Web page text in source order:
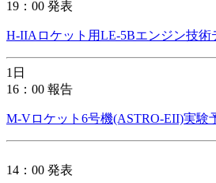
19：00 発表
H-IIAロケット用LE-5Bエンジン技術
1日
16：00 報告
M-Vロケット6号機(ASTRO-EII)実験
14：00 発表